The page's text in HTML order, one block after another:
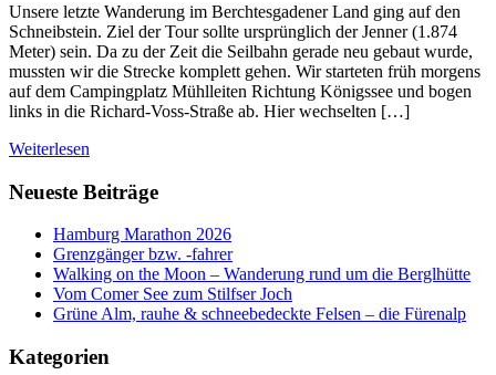
Unsere letzte Wanderung im Berchtesgadener Land ging auf den
Schneibstein. Ziel der Tour sollte ursprünglich der Jenner (1.874
Meter) sein. Da zu der Zeit die Seilbahn gerade neu gebaut wurde,
mussten wir die Strecke komplett gehen. Wir starteten früh morgens
auf dem Campingplatz Mühlleiten Richtung Königssee und bogen
links in die Richard-Voss-Straße ab. Hier wechselten […]
Weiterlesen
Neueste Beiträge
Hamburg Marathon 2026
Grenzgänger bzw. -fahrer
Walking on the Moon – Wanderung rund um die Berglhütte
Vom Comer See zum Stilfser Joch
Grüne Alm, rauhe & schneebedeckte Felsen – die Fürenalp
Kategorien